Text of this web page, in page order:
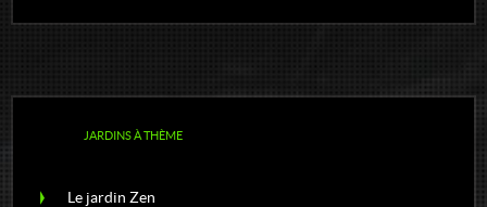
JARDINS À THÈME
Le jardin Zen